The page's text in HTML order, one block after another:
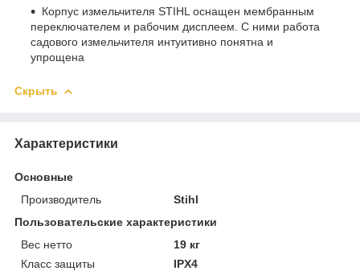
Корпус измельчителя STIHL оснащен мембранным
переключателем и рабочим дисплеем. С ними работа
садового измельчителя интуитивно понятна и
упрощена
Скрыть
Характеристики
Основные
Производитель
Stihl
Пользовательские характеристики
Вес нетто
19 кг
Класс защиты
IPX4